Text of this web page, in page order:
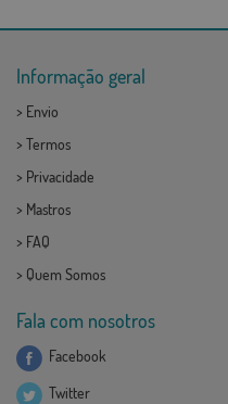
Informação geral
> Envio
> Termos
> Privacidade
> Mastros
> FAQ
> Quem Somos
Fala com nosotros
Facebook
Twitter